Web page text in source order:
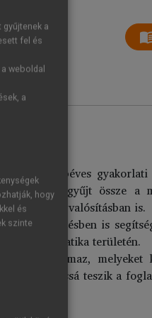
és többéves gyakorlati
gyűjt össze a
megvalósításban is.
nevelésben is
is a matematika területén.
tartalmaz, melyeket
színvonalassá teszik a
a
fel és
weboldal
a
hogy
és
szinte